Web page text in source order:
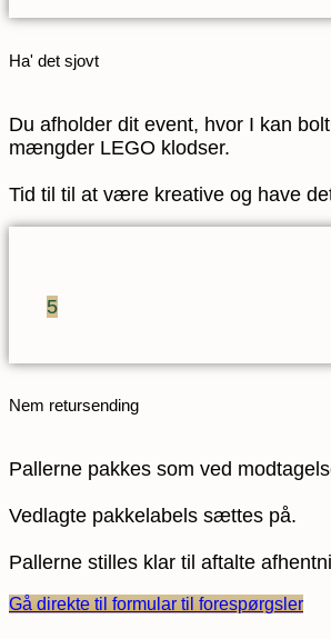
Ha' det sjovt
Du afholder dit event, hvor I kan
mængder LEGO klodser.
Tid til til at være kreative og have
5
Nem retursending
Pallerne pakkes som ved
Vedlagte pakkelabels sættes på.
Pallerne stilles klar til aftalte
Gå direkte til formular til forespørgsler